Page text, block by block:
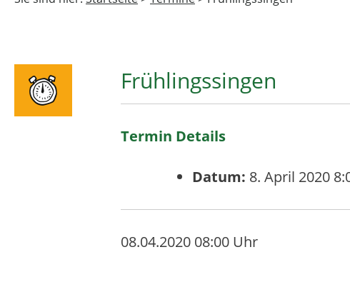
Frühlingssingen
Termin Details
Datum: 8. April 2020
08.04.2020 08:00 Uhr